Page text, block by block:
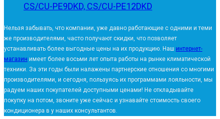
CS/CU-PE9DKD, CS/CU-PE12DKD
Нельзя забывать, что компании, уже давно работающие с одними и теми
же производителями, часто получают скидки, что позволяет
устанавливать более выгодные цены на их продукцию. Наш интернет-
магазин имеет более восьми лет опыта работы на рынке климатической
техники. За эти годы были налажены партнерские отношения со многими
производителями, и сегодня, пользуясь их программами лояльности, мы
радуем наших покупателей доступными ценами! Не откладывайте
покупку на потом, звоните уже сейчас и узнавайте стоимость своего
кондиционера в у наших консультантов.